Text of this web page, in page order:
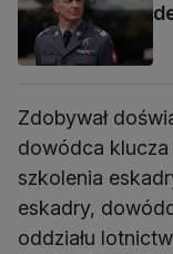
Zdobywał
dowódca
szkolenia
eskadry,
oddziału